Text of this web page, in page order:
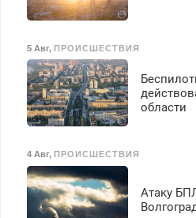
5 Авг, ПРОИСШЕСТВИЯ
области
4 Авг, ПРОИСШЕСТВИЯ
Атаку